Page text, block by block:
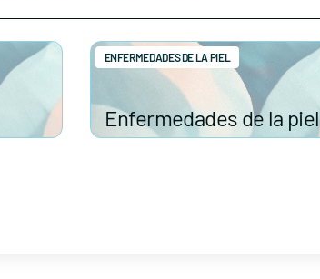
Enfermedades de la piel
ENFERMEDADES DE LA PIEL